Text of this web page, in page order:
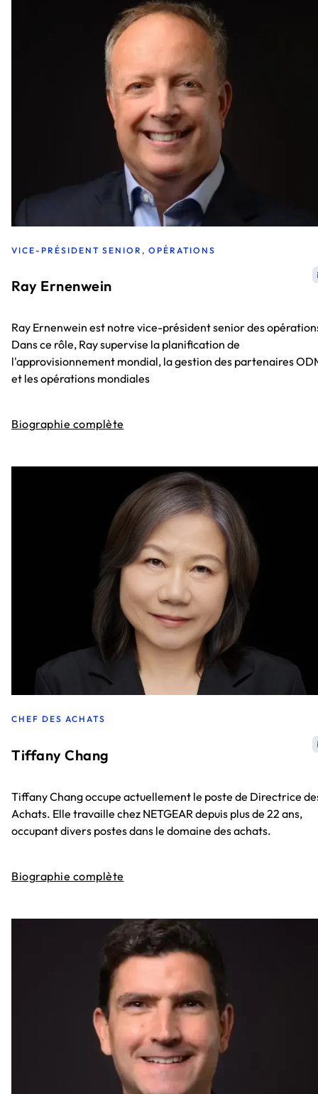
VICE-PRÉSIDENT SENIOR, OPÉRATIONS
Ray Ernenwein
Ray Ernenwein est notre vice-président senior des
Dans ce rôle, Ray supervise la planification de
l'approvisionnement mondial, la gestion des partenaires
et les opérations mondiales
Biographie complète
CHEF DES ACHATS
Tiffany Chang
Tiffany Chang occupe actuellement le poste de Directrice
Achats. Elle travaille chez NETGEAR depuis plus de 22 ans,
occupant divers postes dans le domaine des achats.
Biographie complète